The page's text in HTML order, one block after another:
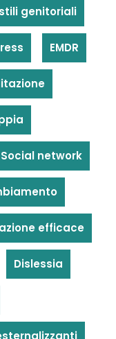
stili genitoriali
EMDR
network
efficace
Dislessia